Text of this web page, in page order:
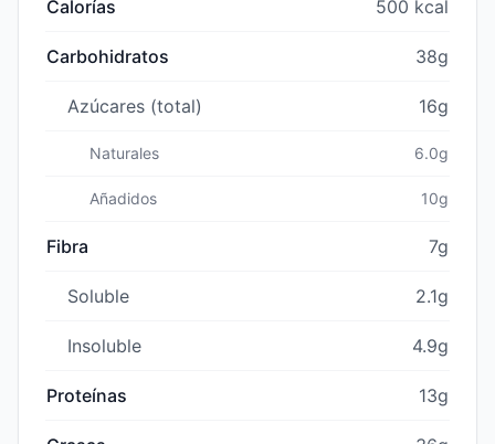
Calorías 500 kcal
Carbohidratos 38g
Azúcares (total) 16g
Naturales 6.0g
Añadidos 10g
Fibra 7g
Soluble 2.1g
Insoluble 4.9g
Proteínas 13g